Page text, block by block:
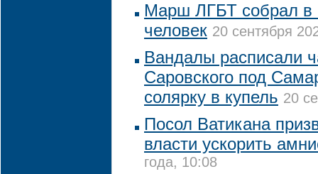
Марш ЛГБТ собрал в
человек 20 сентября
Вандалы расписали
Саровского под
солярку в купель 20
Посол Ватикана
власти ускорить
года, 10:08